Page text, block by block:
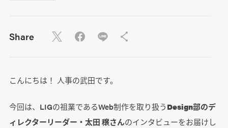
Share
こんにちは！ 人事の武田です。
今回は、LIGの祖業であるWeb制作を取り扱うDesign部のデ
ィレクターリーダー・太田 穣さんのインタビューをお届けし